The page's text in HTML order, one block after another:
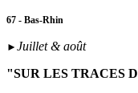
67 - Bas-Rhin
► Juillet & août
"SUR LES TRACES